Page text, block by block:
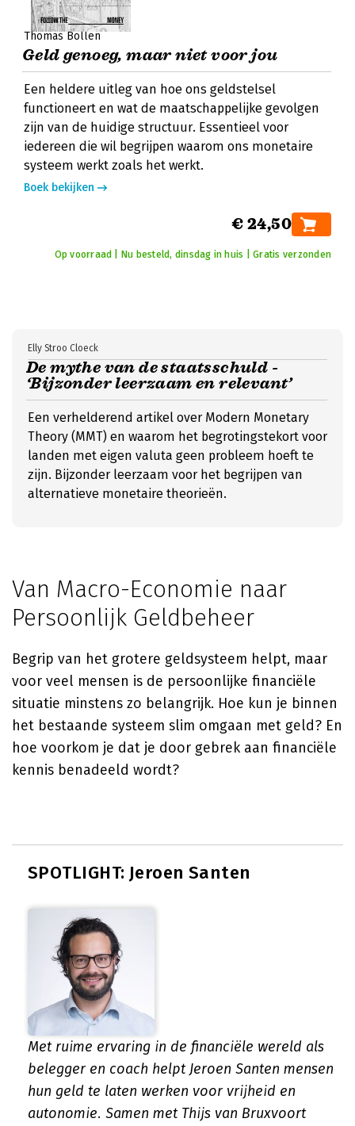
Thomas Bollen
Geld genoeg, maar niet voor jou
Een heldere uitleg van hoe ons geldstelsel
functioneert en wat de maatschappelijke gevolgen
zijn van de huidige structuur. Essentieel voor
iedereen die wil begrijpen waarom ons monetaire
systeem werkt zoals het werkt.
Boek bekijken
€ 24,50
Op voorraad | Nu besteld, dinsdag in huis | Gratis verzonden
De mythe van de staatsschuld -
‘Bijzonder leerzaam en relevant’
Elly Stroo Cloeck
Een verhelderend artikel over Modern Monetary
Theory (MMT) en waarom het begrotingstekort voor
landen met eigen valuta geen probleem hoeft te
zijn. Bijzonder leerzaam voor het begrijpen van
alternatieve monetaire theorieën.
Van Macro-Economie naar
Persoonlijk Geldbeheer
Begrip van het grotere geldsysteem helpt, maar
voor veel mensen is de persoonlijke financiële
situatie minstens zo belangrijk. Hoe kun je binnen
het bestaande systeem slim omgaan met geld? En
hoe voorkom je dat je door gebrek aan financiële
kennis benadeeld wordt?
SPOTLIGHT: Jeroen Santen
Met ruime ervaring in de financiële wereld als
belegger en coach helpt Jeroen Santen mensen
hun geld te laten werken voor vrijheid en
autonomie. Samen met Thijs van Bruxvoort